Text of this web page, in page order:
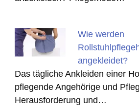
Wie werden
angekleidet?
Das tägliche Ankleiden einer
pflegende Angehörige und
Herausforderung und…